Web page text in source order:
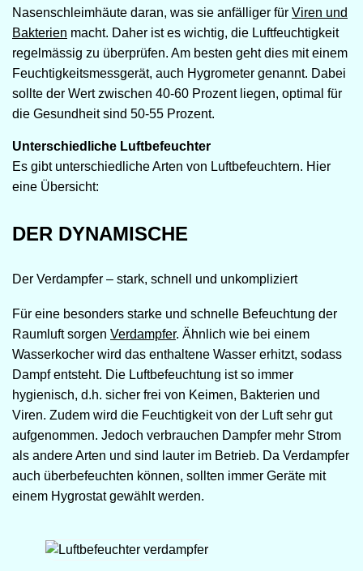
Nasenschleimhäute daran, was sie anfälliger für Viren und
Bakterien macht. Daher ist es wichtig, die Luftfeuchtigkeit
regelmässig zu überprüfen. Am besten geht dies mit einem
Feuchtigkeitsmessgerät, auch Hygrometer genannt. Dabei
sollte der Wert zwischen 40-60 Prozent liegen, optimal für
die Gesundheit sind 50-55 Prozent.
Unterschiedliche Luftbefeuchter
Es gibt unterschiedliche Arten von Luftbefeuchtern. Hier
eine Übersicht:
DER DYNAMISCHE
Der Verdampfer – stark, schnell und unkompliziert
Für eine besonders starke und schnelle Befeuchtung der
Raumluft sorgen Verdampfer. Ähnlich wie bei einem
Wasserkocher wird das enthaltene Wasser erhitzt, sodass
Dampf entsteht. Die Luftbefeuchtung ist so immer
hygienisch, d.h. sicher frei von Keimen, Bakterien und
Viren. Zudem wird die Feuchtigkeit von der Luft sehr gut
aufgenommen. Jedoch verbrauchen Dampfer mehr Strom
als andere Arten und sind lauter im Betrieb. Da Verdampfer
auch überbefeuchten können, sollten immer Geräte mit
einem Hygrostat gewählt werden.